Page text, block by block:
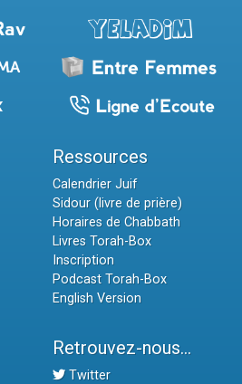
Ressources
Calendrier Juif
Sidour (livre de prière)
Horaires de Chabbath
Livres Torah-Box
Inscription
Podcast Torah-Box
English Version
Retrouvez-nous...
Twitter